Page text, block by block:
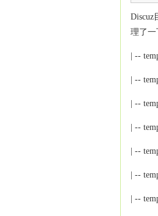
Discuz
理了一
| --
| --
| --
| --
| --
| --
| --